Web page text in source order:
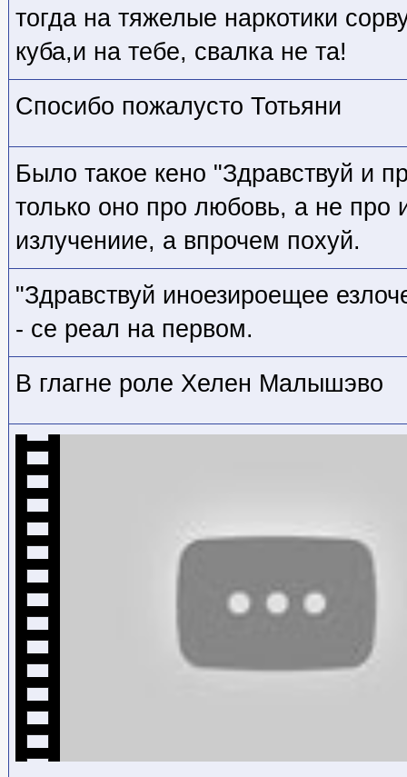
тогда на тяжелые наркотики
куба,и на тебе, свалка не та!
Спосибо пожалусто Тотьяни
Было такое кено "Здравствуй и
только оно про любовь, а не про
излучениие, а впрочем похуй.
"Здравствуй иноезироещее
- се реал на первом.
В глагне роле Хелен Малышэво